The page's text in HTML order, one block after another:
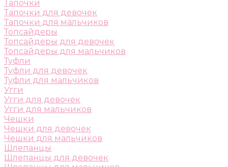
Тапочки
Тапочки для девочек
Тапочки для мальчиков
Топсайдеры
Топсайдеры для девочек
Топсайдеры для мальчиков
Туфли
Туфли для девочек
Туфли для мальчиков
Угги
Угги для девочек
Угги для мальчиков
Чешки
Чешки для девочек
Чешки для мальчиков
Шлепанцы
Шлепанцы для девочек